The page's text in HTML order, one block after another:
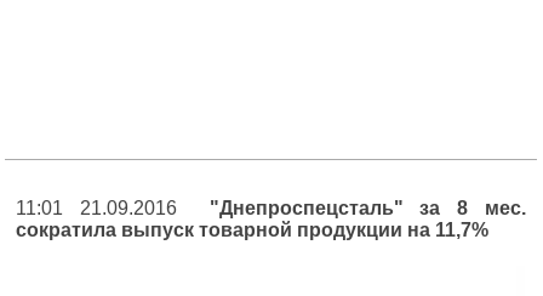
11:01 21.09.2016 "Днепроспецсталь" за 8 мес.
сократила выпуск товарной продукции на 11,7%